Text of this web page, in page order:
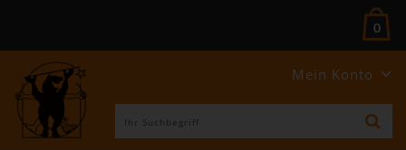
Mein Konto
0